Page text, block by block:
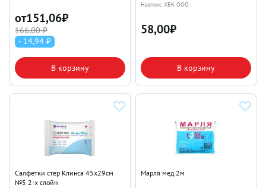
от151,06₽
166,00 ₽
- 14,94 ₽
В корзину
Навтекс ХБК ООО
58,00₽
В корзину
Салфетки стер Клинса 45х29см
№5 2-х слойн
Марля мед 2м